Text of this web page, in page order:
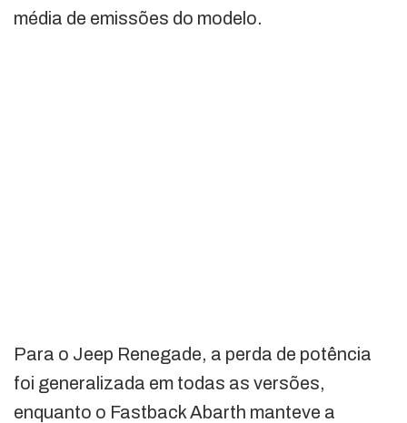
média de emissões do modelo.
Para o Jeep Renegade, a perda de potência
foi generalizada em todas as versões,
enquanto o Fastback Abarth manteve a